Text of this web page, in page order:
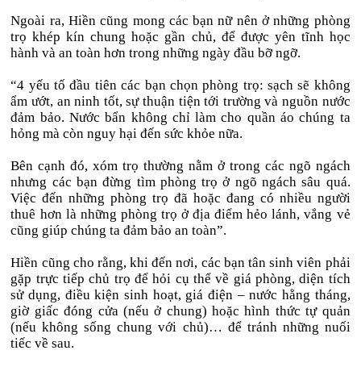
Ngoài ra, Hiền cũng mong các bạn nữ nên ở những phòng
trọ khép kín chung hoặc gần chủ, để được yên tĩnh học
hành và an toàn hơn trong những ngày đầu bỡ ngỡ.
“4 yếu tố đầu tiên các bạn chọn phòng trọ: sạch sẽ không
ẩm ướt, an ninh tốt, sự thuận tiện tới trường và nguồn nước
đảm bảo. Nước bẩn không chỉ làm cho quần áo chúng ta
hỏng mà còn nguy hại đến sức khỏe nữa.
Bên cạnh đó, xóm trọ thường nằm ở trong các ngõ ngách
nhưng các bạn đừng tìm phòng trọ ở ngõ ngách sâu quá.
Việc đến những phòng trọ đã hoặc đang có nhiều người
thuê hơn là những phòng trọ ở địa điểm hẻo lánh, vắng vẻ
cũng giúp chúng ta đảm bảo an toàn”.
Hiền cũng cho rằng, khi đến nơi, các bạn tân sinh viên phải
gặp trực tiếp chủ trọ để hỏi cụ thể về giá phòng, diện tích
sử dụng, điều kiện sinh hoạt, giá điện – nước hằng tháng,
giờ giấc đóng cửa (nếu ở chung) hoặc hình thức tự quản
(nếu không sống chung với chủ)… để tránh những nuối
tiếc về sau.